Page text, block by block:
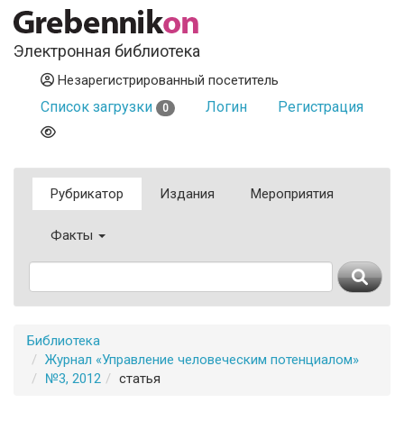
Электронная библиотека
Незарегистрированный посетитель
Список загрузки 0 Логин Регистрация
Рубрикатор Издания Мероприятия
Факты
Библиотека
Журнал «Управление человеческим потенциалом»
№3, 2012
статья